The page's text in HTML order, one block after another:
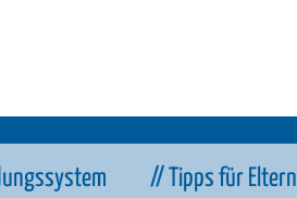
// Tipps für Eltern